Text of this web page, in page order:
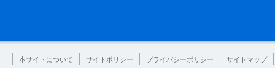
本サイトについて サイトポリシー プライバシーポリシー サイトマップ